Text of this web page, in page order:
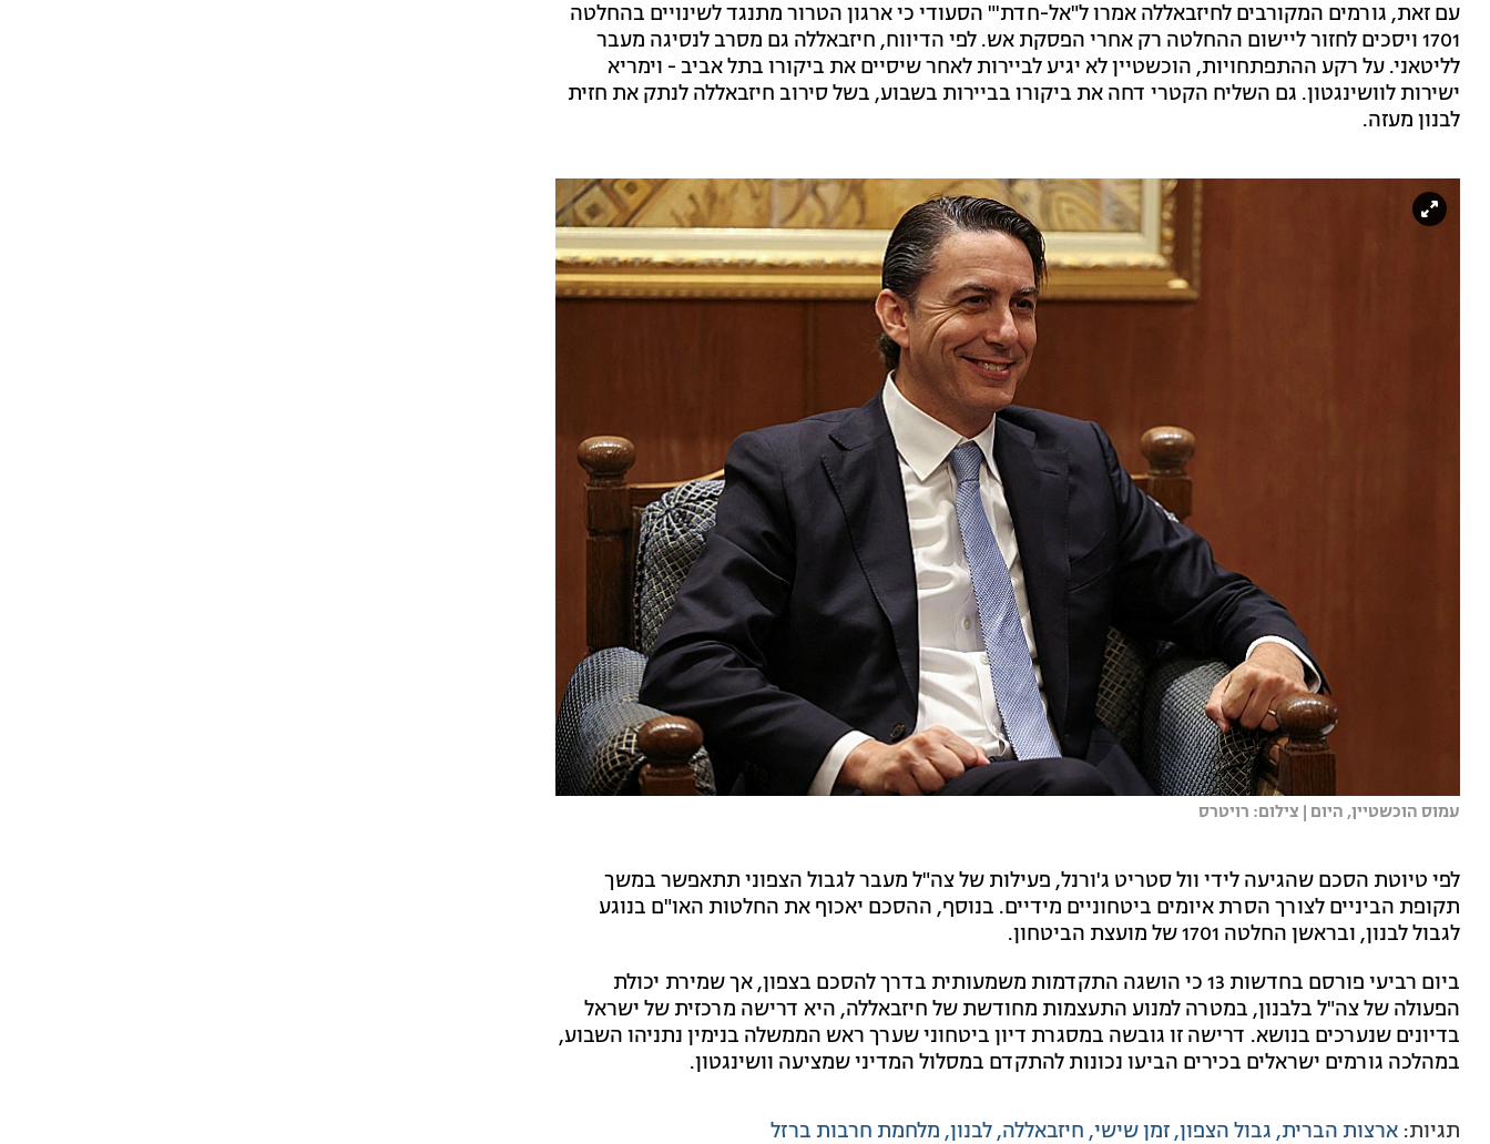
עם זאת, גורמים המקורבים לחיזבאללה אמרו ל"אל-חדת'" הסעודי כי ארגון הטרור מתנגד לשינויים בהחלטה
1701 ויסכים לחזור ליישום ההחלטה רק אחרי הפסקת אש. לפי הדיווח, חיזבאללה גם מסרב לנסיגה מעבר
לליטאני. על רקע ההתפתחויות, הוכשטיין לא יגיע לביירות לאחר שיסיים את ביקורו בתל אביב - וימריא
ישירות לוושינגטון. גם השליח הקטרי דחה את ביקורו בביירות בשבוע, בשל סירוב חיזבאללה לנתק את חזית
לבנון מעזה.
עמוס הוכשטיין, היום | צילום: רויטרס
לפי טיוטת הסכם שהגיעה לידי וול סטריט ג'ורנל, פעילות של צה"ל מעבר לגבול הצפוני תתאפשר במשך
תקופת הביניים לצורך הסרת איומים ביטחוניים מידיים. בנוסף, ההסכם יאכוף את החלטות האו"ם בנוגע
לגבול לבנון, ובראשן החלטה 1701 של מועצת הביטחון.
ביום רביעי פורסם בחדשות 13 כי הושגה התקדמות משמעותית בדרך להסכם בצפון, אך שמירת יכולת
הפעולה של צה"ל בלבנון, במטרה למנוע התעצמות מחודשת של חיזבאללה, היא דרישה מרכזית של ישראל
בדיונים שנערכים בנושא. דרישה זו גובשה במסגרת דיון ביטחוני שערך ראש הממשלה בנימין נתניהו השבוע,
במהלכה גורמים ישראלים בכירים הביעו נכונות להתקדם במסלול המדיני שמציעה וושינגטון.
תגיות: ארצות הברית גבול הצפון זמן שישי חיזבאללה לבנון מלחמת חרבות ברזל